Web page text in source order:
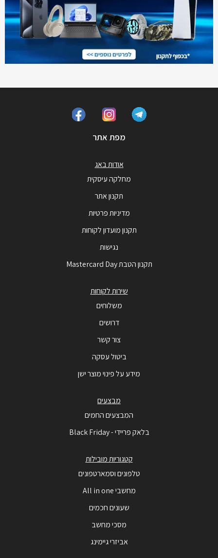
מפת אתר
אודות באג
מחלקה עיסקית
תקנון אתר
מדיניות פרטיות
תקנון מועדון לקוחות
נגישות
תקנון הטבת Mastercard Day
שירות לקוחות
משלוחים
דרושים
צור קשר
ביטול עסקה
מידע על פינוי מוצר ישן
מבצעים
המבצעים החמים
בלאק פריידי - Black Friday
קטגוריות מובילות
טלפונים וסמארטפונים
מחשבי All in one
שעונים חכמים
מסכי מחשב
אביזרי גיימינג